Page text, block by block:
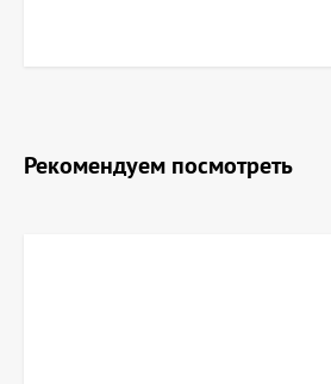
Рекомендуем посмотреть